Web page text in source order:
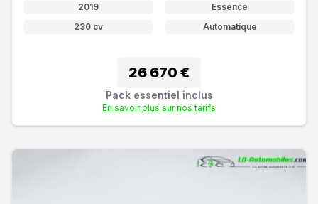
2019
Essence
230 cv
Automatique
26 670 €
Pack essentiel inclus
En savoir plus sur nos tarifs